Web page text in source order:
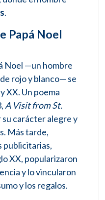
.
Papá Noel
Noel —un hombre
rojo y blanco— se
XX. Un poema
A Visit from St.
su carácter alegre y
Más tarde,
publicitarias,
XX, popularizaron
y lo vincularon
y los regalos.